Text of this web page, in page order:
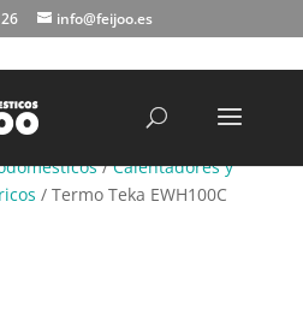
info@feijoo.es
/Calentadores y
/ Termo Teka EWH100C